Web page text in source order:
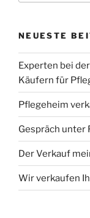
NEUESTE
Experten bei
Käufern für
Pflegeheim
Gespräch unter
Der Verkauf
Wir verkaufen